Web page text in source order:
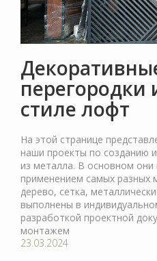
перегородки
стиле лофт
На этой странице
наши проекты по созданию
из металла. В основном
применением самых
дерево, сетка,
выполнены в
разработкой проектной
монтажем
23.03.2024